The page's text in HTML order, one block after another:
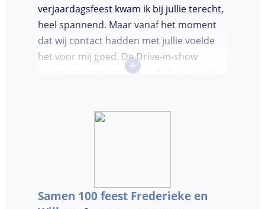
verjaardagsfeest kwam ik bij jullie terecht,
heel spannend. Maar vanaf het moment
dat wij contact hadden met jullie voelde
het voor mij goed. De Drive-in-show
Intiem was voor ons feest de beste optie
je geld. De gasten vroegen zich af waar ik
+
Samen 100 feest Frederieke en